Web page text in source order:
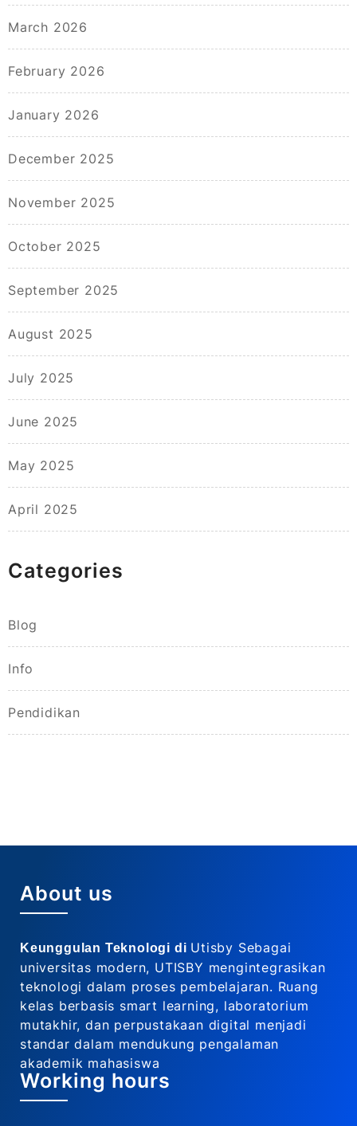
March 2026
February 2026
January 2026
December 2025
November 2025
October 2025
September 2025
August 2025
July 2025
June 2025
May 2025
April 2025
Categories
Blog
Info
Pendidikan
About us
Keunggulan Teknologi di Utisby Sebagai
universitas modern, UTISBY mengintegrasikan
teknologi dalam proses pembelajaran. Ruang
kelas berbasis smart learning, laboratorium
mutakhir, dan perpustakaan digital menjadi
standar dalam mendukung pengalaman
akademik mahasiswa
Working hours